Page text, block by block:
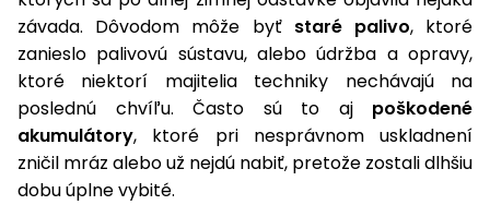
Špalíkovače
Fukáre a
vysávače
na lístie
Záhradné
vozíky
Krhly
a pasce
Rezačky
na
betón
Meracie
prístroje
Doplnky
závada. Dôvodom môže byť staré palivo, ktoré
zanieslo palivovú sústavu, alebo údržba a opravy,
ktoré niektorí majitelia techniky nechávajú na
poslednú chvíľu. Často sú to aj poškodené
akumulátory, ktoré pri nesprávnom uskladnení
zničil mráz alebo už nejdú nabiť, pretože zostali dlhšiu
dobu úplne vybité.